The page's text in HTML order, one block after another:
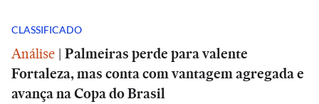
CLASSIFICADO
Análise | Palmeiras perde para valente
Fortaleza, mas conta com vantagem agregada e
avança na Copa do Brasil